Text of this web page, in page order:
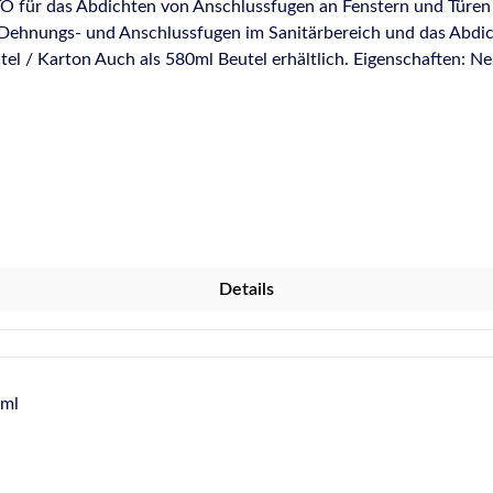
für das Abdichten von Anschlussfugen an Fenstern und
und Anschlussfugen im Sanitärbereich und das
Beutel erhältlich. Eigenschaften: Neutral vernetzender 1K-Silicon-Dichtstoff.
Nicht korrosiv. Sehr gute Witterungs-, Alterungs- und UV-
Otto
Details